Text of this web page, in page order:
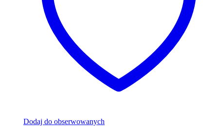
Dodaj do obserwowanych